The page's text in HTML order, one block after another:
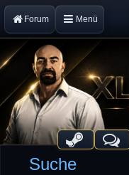
Forum Menü
Suche